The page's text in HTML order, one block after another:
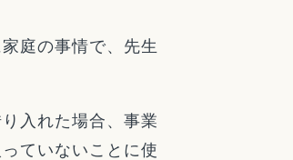
庭の事情で、先生
入れた場合、事業
ていないことに使